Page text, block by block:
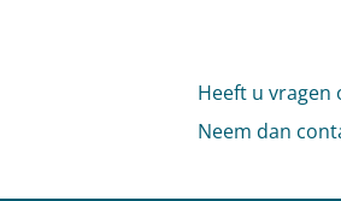
Heeft u vragen
Neem dan